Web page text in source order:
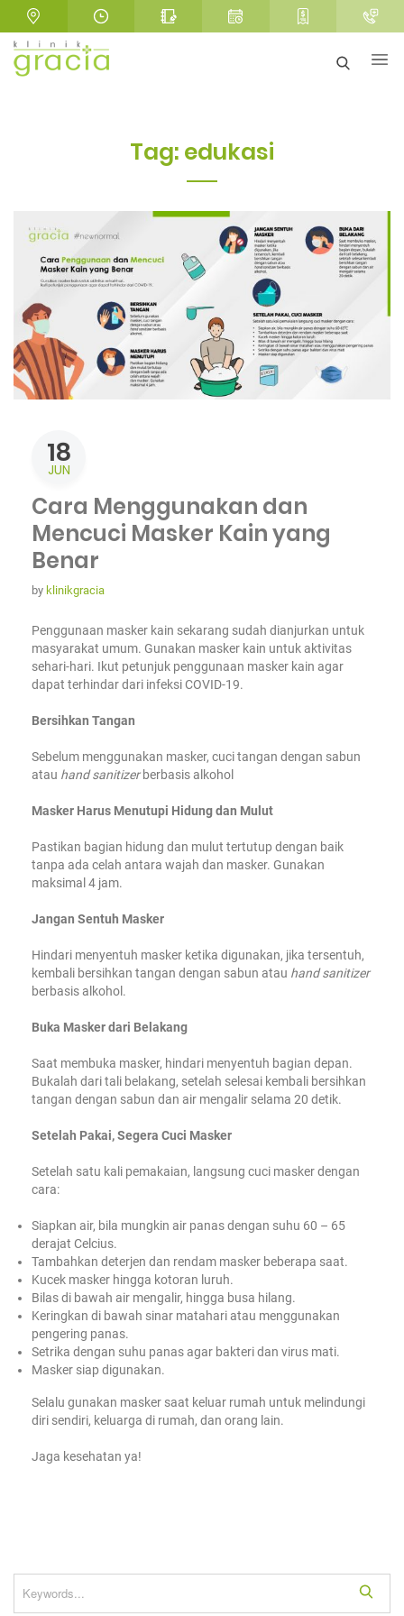
Tag: edukasi
18
JUN
Cara Menggunakan dan
Mencuci Masker Kain yang
Benar
by klinikgracia
Penggunaan masker kain sekarang sudah dianjurkan untuk
masyarakat umum. Gunakan masker kain untuk aktivitas
sehari-hari. Ikut petunjuk penggunaan masker kain agar
dapat terhindar dari infeksi COVID-19.
Bersihkan Tangan
Sebelum menggunakan masker, cuci tangan dengan sabun
atau hand sanitizer berbasis alkohol
Masker Harus Menutupi Hidung dan Mulut
Pastikan bagian hidung dan mulut tertutup dengan baik
tanpa ada celah antara wajah dan masker. Gunakan
maksimal 4 jam.
Jangan Sentuh Masker
Hindari menyentuh masker ketika digunakan, jika tersentuh,
kembali bersihkan tangan dengan sabun atau hand sanitizer
berbasis alkohol.
Buka Masker dari Belakang
Saat membuka masker, hindari menyentuh bagian depan.
Bukalah dari tali belakang, setelah selesai kembali bersihkan
tangan dengan sabun dan air mengalir selama 20 detik.
Setelah Pakai, Segera Cuci Masker
Setelah satu kali pemakaian, langsung cuci masker dengan
cara:
Siapkan air, bila mungkin air panas dengan suhu 60 – 65
derajat Celcius.
Tambahkan deterjen dan rendam masker beberapa saat.
Kucek masker hingga kotoran luruh.
Bilas di bawah air mengalir, hingga busa hilang.
Keringkan di bawah sinar matahari atau menggunakan
pengering panas.
Setrika dengan suhu panas agar bakteri dan virus mati.
Masker siap digunakan.
Selalu gunakan masker saat keluar rumah untuk melindungi
diri sendiri, keluarga di rumah, dan orang lain.
Jaga kesehatan ya!